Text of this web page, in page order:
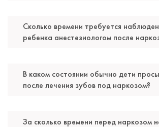
Стаж работы: 7 лет
Сколько времени требуется
ребенка анестезиологом после
В каком состоянии обычно дети
после лечения зубов под наркозом?
За сколько времени перед наркозом